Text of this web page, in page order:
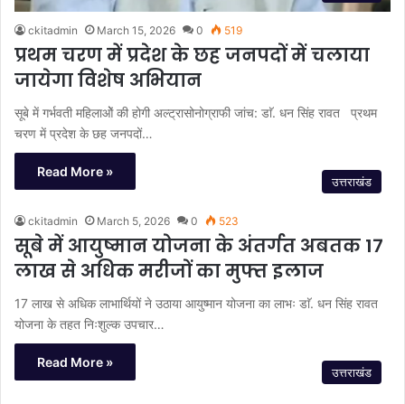
ckitadmin March 15, 2026 0 519
प्रथम चरण में प्रदेश के छह जनपदों में चलाया
जायेगा विशेष अभियान
सूबे में गर्भवती महिलाओें की होगी अल्ट्रासोनोग्राफी जांच: डाॅ. धन सिंह रावत प्रथम
चरण में प्रदेश के छह जनपदों…
Read More »
उत्तराखंड
ckitadmin March 5, 2026 0 523
सूबे में आयुष्मान योजना के अंतर्गत अबतक 17
लाख से अधिक मरीजों का मुफ्त इलाज
17 लाख से अधिक लाभार्थियों ने उठाया आयुष्मान योजना का लाभः डाॅ. धन सिंह रावत
योजना के तहत निःशुल्क उपचार…
Read More »
उत्तराखंड